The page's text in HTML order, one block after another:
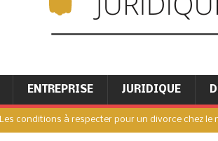
ENTREPRISE JURIDIQUE
Les conditions à respecter pour un divorce chez le